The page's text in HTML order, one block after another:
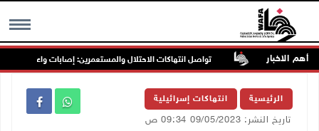
MENU أهم الاخبار
غرب جنين تواصل انتهاكات الاحتلال والمستعمرين: إصابات واعتقالات
الرئيسية انتهاكات إسرائيلية
تاريخ النشر: 09/05/2023 09:34 ص